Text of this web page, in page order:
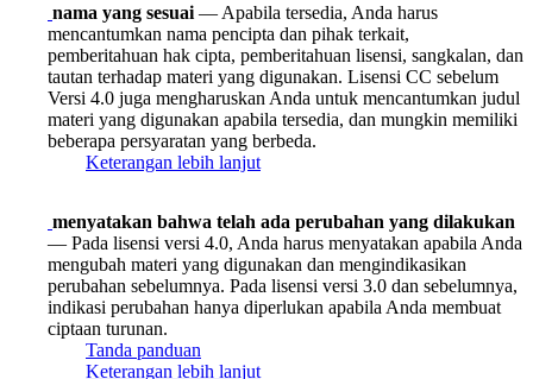
nama yang sesuai — Apabila tersedia, Anda harus
mencantumkan nama pencipta dan pihak terkait,
pemberitahuan hak cipta, pemberitahuan lisensi, sangkalan, dan
tautan terhadap materi yang digunakan. Lisensi CC sebelum
Versi 4.0 juga mengharuskan Anda untuk mencantumkan judul
materi yang digunakan apabila tersedia, dan mungkin memiliki
beberapa persyaratan yang berbeda.
Keterangan lebih lanjut
menyatakan bahwa telah ada perubahan yang dilakukan
— Pada lisensi versi 4.0, Anda harus menyatakan apabila Anda
mengubah materi yang digunakan dan mengindikasikan
perubahan sebelumnya. Pada lisensi versi 3.0 dan sebelumnya,
indikasi perubahan hanya diperlukan apabila Anda membuat
ciptaan turunan.
Tanda panduan
Keterangan lebih lanjut